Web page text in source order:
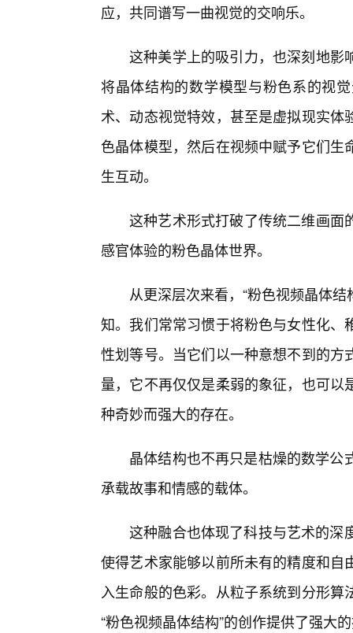
应，共同谱写一曲视觉的交响乐。
这种美学上的吸引力，也深刻地影
将晶体结构的数学模型与粉色系的视
术、动态视觉特效，甚至是虚拟现实
色晶体模型，然后在视频中赋予它们
生互动。
这种艺术形式打破了传统二维画面
感官体验的粉色晶体世界。
从更深层次来看，“粉色视频晶体
知。我们常常习惯于将粉色与女性化
性划等号。当它们以一种意想不到的
量，它不再仅仅是柔弱的象征，也可
种奇妙而强大的存在。
晶体结构也不再只是枯燥的数学
承载故事和情感的载体。
这种融合也体现了科技与艺术的深
使得艺术家能够以前所未有的精度和
入生命般的色彩。从粒子系统到分形
“粉色视频晶体结构”的创作提供了强大